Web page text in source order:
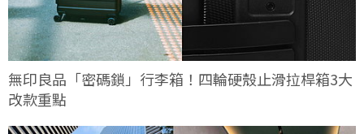
無印良品「密碼鎖」行李箱！四輪硬殼止滑拉桿箱3大
改款重點